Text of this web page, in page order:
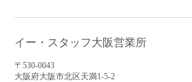
イー・スタッフ大阪営業所
〒530-0043
大阪府大阪市北区天満1-5-2